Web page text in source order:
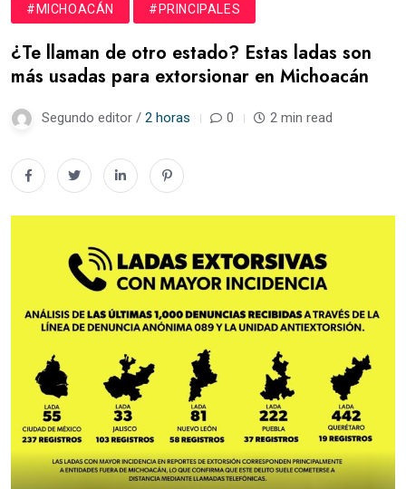
#MICHOACÁN #PRINCIPALES
¿Te llaman de otro estado? Estas ladas son
más usadas para extorsionar en Michoacán
Segundo editor / 2 horas 0 2 min read